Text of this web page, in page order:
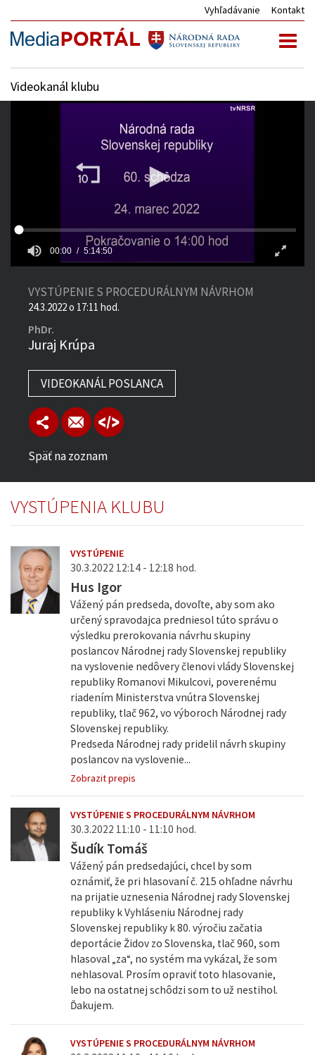
Vyhľadávanie Kontakt
Videokanál klubu
00:00 5:14:50
VYSTÚPENIE S PROCEDURÁLNYM NÁVRHOM
24.3.2022 o 17:11 hod.
PhDr.
Juraj Krúpa
VIDEOKANÁL POSLANCA
Späť na zoznam
VYSTÚPENIA KLUBU
VYSTÚPENIE
30.3.2022 12:14 - 12:18 hod.
Hus Igor
Vážený pán predseda, dovoľte, aby som ako
určený spravodajca predniesol túto správu o
výsledku prerokovania návrhu skupiny
poslancov Národnej rady Slovenskej republiky
na vyslovenie nedôvery členovi vlády Slovenskej
republiky Romanovi Mikulcovi, poverenému
riadením Ministerstva vnútra Slovenskej
republiky, tlač 962, vo výboroch Národnej rady
Slovenskej republiky.
Predseda Národnej rady pridelil návrh skupiny
poslancov na vyslovenie...
Zobrazit prepis
VYSTÚPENIE S PROCEDURÁLNYM NÁVRHOM
30.3.2022 11:10 - 11:10 hod.
Šudík Tomáš
Vážený pán predsedajúci, chcel by som
oznámiť, že pri hlasovaní č. 215 ohľadne návrhu
na prijatie uznesenia Národnej rady Slovenskej
republiky k Vyhláseniu Národnej rady
Slovenskej republiky k 80. výročiu začatia
deportácie Židov zo Slovenska, tlač 960, som
hlasoval „za“, no systém ma vykázal, že som
nehlasoval. Prosím opraviť toto hlasovanie,
lebo na ostatnej schôdzi som to už nestihol.
Ďakujem.
VYSTÚPENIE S PROCEDURÁLNYM NÁVRHOM